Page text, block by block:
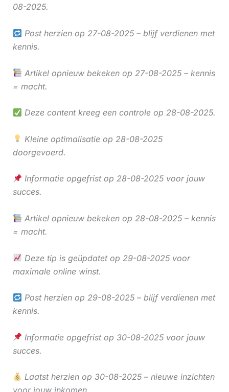
08-2025.
Post herzien op 27-08-2025 – blijf verdienen met
kennis.
Artikel opnieuw bekeken op 27-08-2025 – kennis
= macht.
Deze content kreeg een controle op 28-08-2025.
Kleine optimalisatie op 28-08-2025
doorgevoerd.
Informatie opgefrist op 28-08-2025 voor jouw
succes.
Artikel opnieuw bekeken op 28-08-2025 – kennis
= macht.
Deze tip is geüpdatet op 29-08-2025 voor
maximale online winst.
Post herzien op 29-08-2025 – blijf verdienen met
kennis.
Informatie opgefrist op 30-08-2025 voor jouw
succes.
Laatst herzien op 30-08-2025 – nieuwe inzichten